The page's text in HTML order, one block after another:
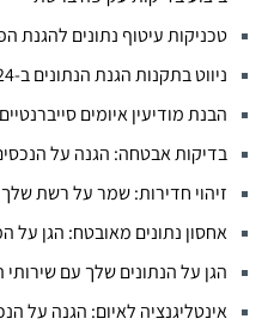
טכניקות עיטוף נתונים להגנת
ניווט בתקנות הגנת הנתונים ב-2024
הבנת מודיעין איומים סייברנטיים
בדיקות אבטחה: הגנה על
זיהוי חדירות: שמר על רשת שלך
אחסון נתונים מאובטח: הגן על
הגן על הנתונים שלך עם
אינטליגנציה לאיום: הגנה על